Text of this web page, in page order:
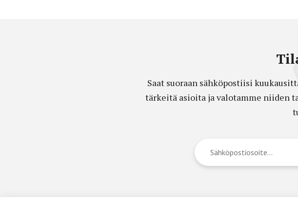
Saat suoraan sähköpostiisi
tärkeitä asioita ja valotamme niiden